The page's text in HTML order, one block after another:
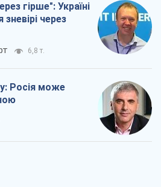
гірше": Україні
через
6,8 т.
Росія може